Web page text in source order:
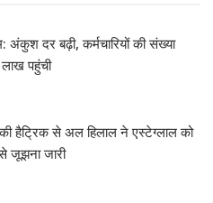
अंकुश दर बढ़ी, कर्मचारियों की संख्या
पहुंची
हैट्रिक से अल हिलाल ने एस्टेग्लाल को
जूझना जारी